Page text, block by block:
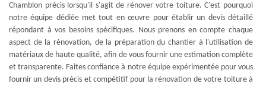
Chamblon précis lorsqu'il s'agit de rénover votre toiture. C'est pourquoi
notre équipe dédiée met tout en œuvre pour établir un devis détaillé
répondant à vos besoins spécifiques. Nous prenons en compte chaque
aspect de la rénovation, de la préparation du chantier à l'utilisation de
matériaux de haute qualité, afin de vous fournir une estimation complète
et transparente. Faites confiance à notre équipe expérimentée pour vous
fournir un devis précis et compétitif pour la rénovation de votre toiture à